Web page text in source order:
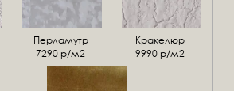
Перламутр
7290 р/м2
Кракелюр
9990 р/м2